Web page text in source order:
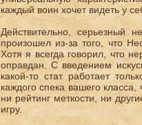
каждый воин хочет видеть у
Действительно, серьезный
произошел из-за того, что
Хотя я всегда говорил, что
оправдан. С введением
какой-то стат работает
каждого спека вашего класса,
ни рейтинг меткости, ни
игру.